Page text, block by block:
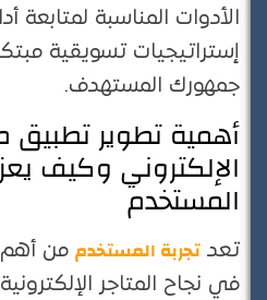
الأدوات المناسبة لمتابعة
إستراتيجيات تسويقية
جمهورك المستهدف.
أهمية تطوير
الإلكتروني وكيف
المستخدم
تعدتجربة المستخدممن أهم
في نجاح المتاجر